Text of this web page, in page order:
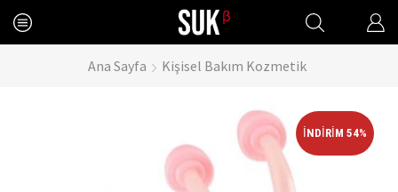
Ana Sayfa Kişisel Bakım Kozmetik
İNDIRIM 54%